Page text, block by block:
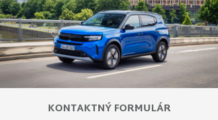
KONTAKTNÝ FORMULÁR